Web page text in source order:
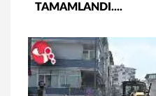
TAMAMLANDI....